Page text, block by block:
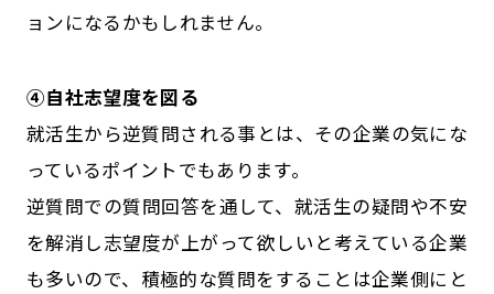
ョンになるかもしれません。
④自社志望度を図る
就活生から逆質問される事とは、その企業の気にな
っているポイントでもあります。
逆質問での質問回答を通して、就活生の疑問や不安
を解消し志望度が上がって欲しいと考えている企業
も多いので、積極的な質問をすることは企業側にと